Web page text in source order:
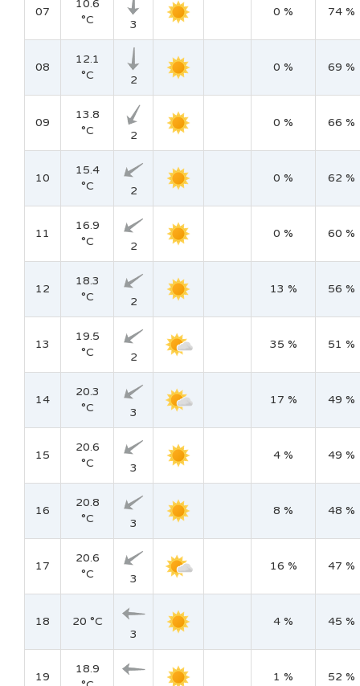
07
10.6
°C
3
0 % 74 %
08
12.1
°C
2
0 % 69 %
09
13.8
°C
2
0 % 66 %
10
15.4
°C
2
0 % 62 %
11
16.9
°C
2
0 % 60 %
12
18.3
°C
2
13 % 56 %
13
19.5
°C
2
35 % 51 %
14
20.3
°C
3
17 % 49 %
15
20.6
°C
3
4 % 49 %
16
20.8
°C
3
8 % 48 %
17
20.6
°C
3
16 % 47 %
18
20 °C
3
4 % 45 %
19
18.9
1 % 52 %